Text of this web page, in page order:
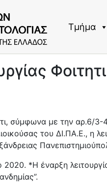
Τμήμα
σύμφωνα με την αρ.6/
του ΔΙ.ΠΑ.Ε., η
*Η έναρξη